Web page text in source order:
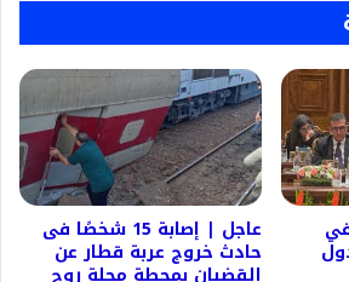
عاجل | إصابة 15 شخصًا فى
حادث خروج عربة قطار عن
القضبان بمحطة محلة روح